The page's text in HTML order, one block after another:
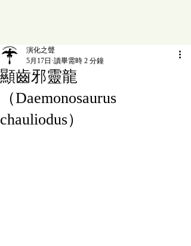
顯齒邪靈龍
（Daemonosaurus
chauliodus）
演化之聲
5月17日 讀畢需時 2 分鐘